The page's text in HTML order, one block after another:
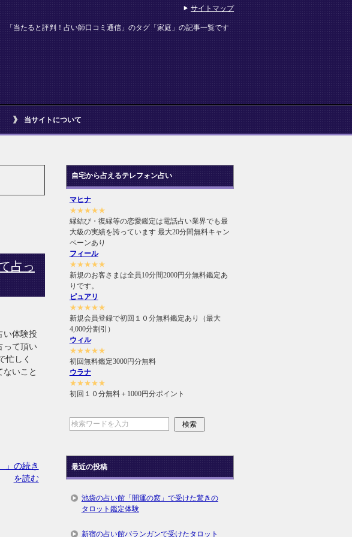
「当たると評判！占い師口コミ通信」のタグ「家庭」の記事一覧です
当サイトについて
占っ
い体験投
って頂い
忙しく
ないこと
」の続き
を読む
自宅から占えるテレフォン占い
マヒナ
★★★★★
縁結び・復縁等の恋愛鑑定は電話占い業界でも最
大級の実績を誇っています 最大20分間無料キャン
ペーンあり
フィール
★★★★★
新規のお客さまは全員10分間2000円分無料鑑定あ
りです。
ピュアリ
★★★★★
新規会員登録で初回１０分無料鑑定あり（最大
4,000分割引）
ウィル
★★★★★
初回無料鑑定3000円分無料
ウラナ
★★★★★
初回１０分無料＋1000円分ポイント
最近の投稿
池袋の占い館「開運の窓」で受けた驚きの
タロット鑑定体験
新宿の占い館バランガンで受けたタロット
サイトマップ